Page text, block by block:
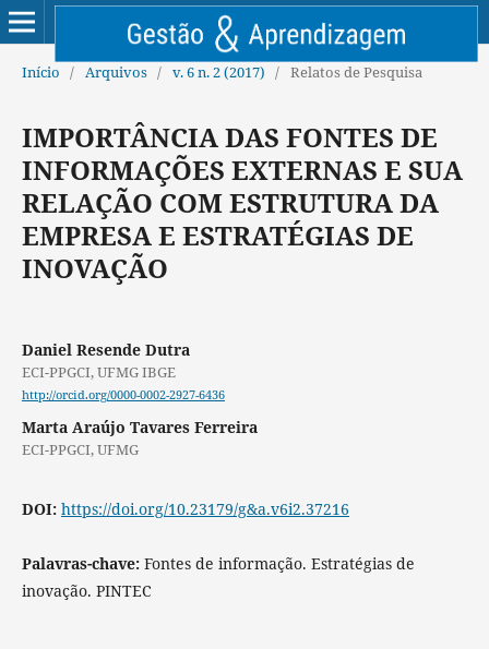
Início / Arquivos / v. 6 n. 2 (2017) / Relatos de Pesquisa
IMPORTÂNCIA DAS FONTES DE
INFORMAÇÕES EXTERNAS E SUA
RELAÇÃO COM ESTRUTURA DA
EMPRESA E ESTRATÉGIAS DE
INOVAÇÃO
Daniel Resende Dutra
ECI-PPGCI, UFMG IBGE
http://orcid.org/0000-0002-2927-6436
Marta Araújo Tavares Ferreira
ECI-PPGCI, UFMG
DOI: https://doi.org/10.23179/g&a.v6i2.37216
Palavras-chave: Fontes de informação. Estratégias de
inovação. PINTEC